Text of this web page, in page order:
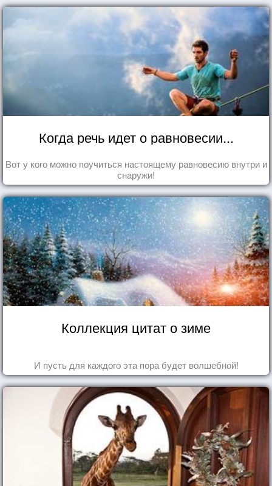
Когда речь идет о равновесии...
Вот у кого можно поучиться настоящему равновесию внутри и
снаружи!
Коллекция цитат о зиме
И пусть для каждого эта пора будет волшебной!